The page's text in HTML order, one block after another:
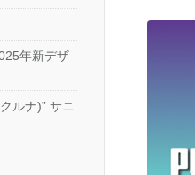
年新デザ
ルナ)” サニ